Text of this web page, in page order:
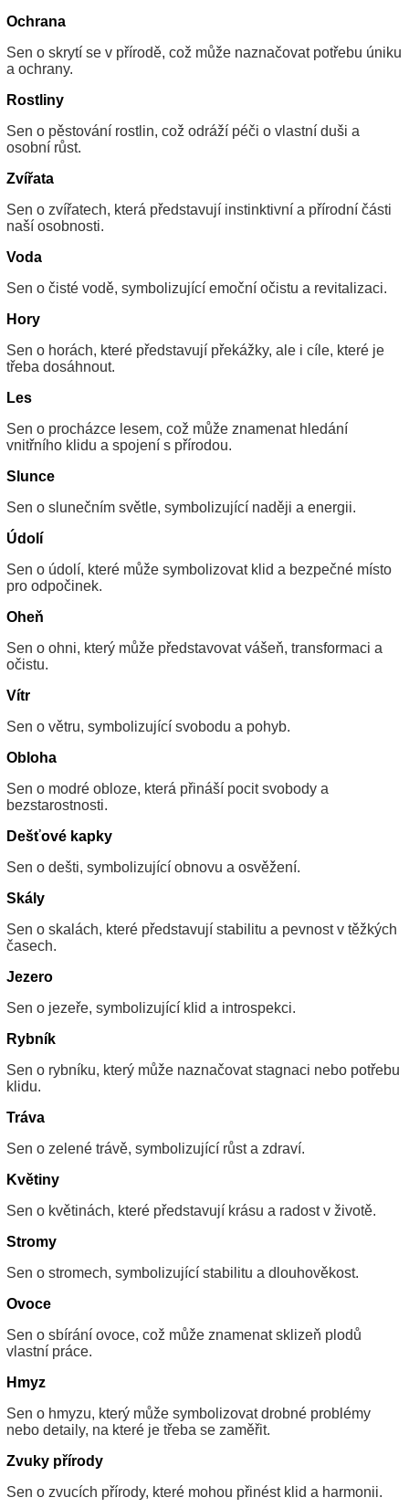
Ochrana
Sen o skrytí se v přírodě, což může naznačovat potřebu úniku
a ochrany.
Rostliny
Sen o pěstování rostlin, což odráží péči o vlastní duši a
osobní růst.
Zvířata
Sen o zvířatech, která představují instinktivní a přírodní části
naší osobnosti.
Voda
Sen o čisté vodě, symbolizující emoční očistu a revitalizaci.
Hory
Sen o horách, které představují překážky, ale i cíle, které je
třeba dosáhnout.
Les
Sen o procházce lesem, což může znamenat hledání
vnitřního klidu a spojení s přírodou.
Slunce
Sen o slunečním světle, symbolizující naději a energii.
Údolí
Sen o údolí, které může symbolizovat klid a bezpečné místo
pro odpočinek.
Oheň
Sen o ohni, který může představovat vášeň, transformaci a
očistu.
Vítr
Sen o větru, symbolizující svobodu a pohyb.
Obloha
Sen o modré obloze, která přináší pocit svobody a
bezstarostnosti.
Dešťové kapky
Sen o dešti, symbolizující obnovu a osvěžení.
Skály
Sen o skalách, které představují stabilitu a pevnost v těžkých
časech.
Jezero
Sen o jezeře, symbolizující klid a introspekci.
Rybník
Sen o rybníku, který může naznačovat stagnaci nebo potřebu
klidu.
Tráva
Sen o zelené trávě, symbolizující růst a zdraví.
Květiny
Sen o květinách, které představují krásu a radost v životě.
Stromy
Sen o stromech, symbolizující stabilitu a dlouhověkost.
Ovoce
Sen o sbírání ovoce, což může znamenat sklizeň plodů
vlastní práce.
Hmyz
Sen o hmyzu, který může symbolizovat drobné problémy
nebo detaily, na které je třeba se zaměřit.
Zvuky přírody
Sen o zvucích přírody, které mohou přinést klid a harmonii.